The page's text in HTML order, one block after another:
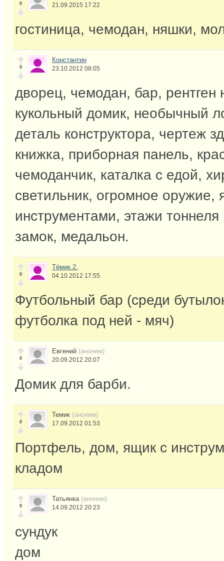
0 21.09.2015 17:22
гостиница, чемодан, няшки,
0
Константин
23.10.2012 08:05
дворец, чемодан, бар, рентген
кукольный домик, необычный
деталь конструктора, чертеж
книжка, приборная панель,
чемоданчик, каталка с едой,
светильник, огромное оружие,
инструментами, этажи тоннеля
замок, медальон.
0
Тёмик.2.
04.10.2012 17:55
Футбольный бар (среди
футболка под ней - мяч)
0
Евгений (аноним)
20.09.2012 20:07
Домик для барби.
0
Темик (аноним)
17.09.2012 01:53
Портфель, дом, ящик с
кладом
0
Татьянка (аноним)
14.09.2012 20:23
сундук
дом